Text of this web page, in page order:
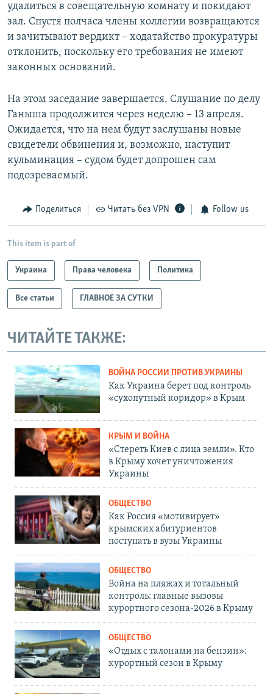
удалиться в совещательную комнату и покидают
зал. Спустя полчаса члены коллегии возвращаются
и зачитывают вердикт – ходатайство прокуратуры
отклонить, поскольку его требования не имеют
законных оснований.
На этом заседание завершается. Слушание по делу
Ганыша продолжится через неделю – 13 апреля.
Ожидается, что на нем будут заслушаны новые
свидетели обвинения и, возможно, наступит
кульминация – судом будет допрошен сам
подозреваемый.
Поделиться Читать без VPN Follow us
This item is part of
Украина Права человека Политика
Все статьи ГЛАВНОЕ ЗА СУТКИ
ЧИТАЙТЕ ТАКЖЕ:
ВОЙНА РОССИИ ПРОТИВ УКРАИНЫ
Как Украина берет под контроль
«сухопутный коридор» в Крым
КРЫМ И ВОЙНА
«Стереть Киев с лица земли». Кто
в Крыму хочет уничтожения
Украины
ОБЩЕСТВО
Как Россия «мотивирует»
крымских абитуриентов
поступать в вузы Украины
ОБЩЕСТВО
Война на пляжах и тотальный
контроль: главные вызовы
курортного сезона-2026 в Крыму
ОБЩЕСТВО
«Отдых с талонами на бензин»:
курортный сезон в Крыму